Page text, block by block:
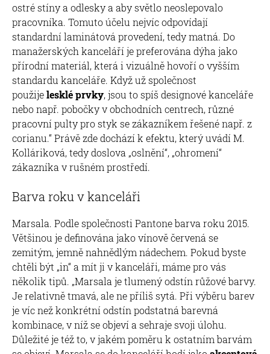
ostré stíny a odlesky a aby světlo neoslepovalo
pracovníka. Tomuto účelu nejvíc odpovídají
standardní laminátová provedení, tedy matná. Do
manažerských kanceláří je preferována dýha jako
přírodní materiál, která i vizuálně hovoří o vyšším
standardu kanceláře. Když už společnost
použijelesklé prvky, jsou to spíš designové kanceláře
nebo např. pobočky v obchodních centrech, různé
pracovní pulty pro styk se zákazníkem řešené např. z
corianu.“ Právě zde dochází k efektu, který uvádí M.
Kolláriková, tedy doslova „oslnění“, „ohromení“
zákazníka v rušném prostředí.
Barva roku v kanceláři
Marsala. Podle společnosti Pantone barva roku 2015.
Většinou je definována jako vínově červená se
zemitým, jemně nahnědlým nádechem. Pokud byste
chtěli být „in“ a mít ji v kanceláři, máme pro vás
několik tipů. „Marsala je tlumený odstín růžové barvy.
Je relativně tmavá, ale ne příliš sytá. Při výběru barev
je víc než konkrétní odstín podstatná barevná
kombinace, v níž se objeví a sehraje svoji úlohu.
Důležité je též to, v jakém poměru k ostatním barvám